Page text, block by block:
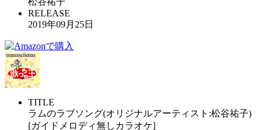
RELEASE
2019年09月25日
TITLE
ラムのラブソング(オリジナルアーティスト:松谷祐子)
[ガイドメロディ無しカラオケ]